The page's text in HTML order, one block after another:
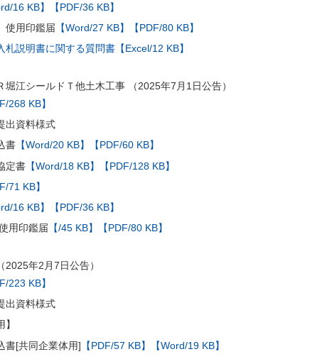
16 KB】
【PDF/36 KB】
用印鑑届 【Word/27 KB】
【PDF/80 KB】
説明書に関する質問書【Excel/12 KB】
堀江シールドＴ他土木工事 （2025年7月1日公告）
268 KB】
出資料様式
書【Word/20 KB】
【PDF/60 KB】
定書【Word/18 KB】
【PDF/128 KB】
71 KB】
16 KB】
【PDF/36 KB】
用印鑑届 【/45 KB】 【PDF/80 KB】
2025年2月7日公告）
223 KB】
出資料様式
[共同企業体用] 【PDF/57 KB】
【Word/19 KB】